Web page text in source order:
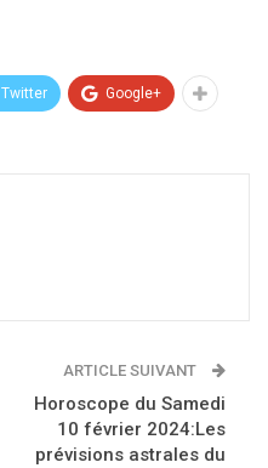
Twitter Google+
ARTICLE SUIVANT
Horoscope du Samedi
10 février 2024:Les
prévisions astrales du